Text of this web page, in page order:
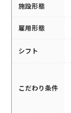
施設形態
雇用形態
シフト
こだわり条件